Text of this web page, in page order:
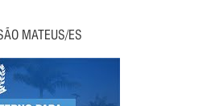
MATEUS/ES